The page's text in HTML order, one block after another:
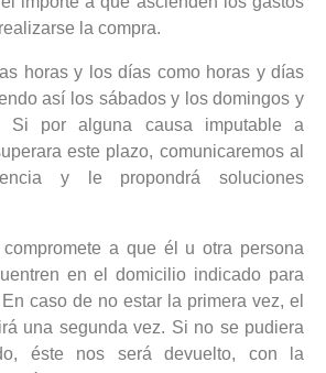
la compra.
horas y los días como horas y días
así los sábados y los domingos y
Si por alguna causa imputable a
este plazo, comunicaremos al
y le propondrá soluciones
a que él u otra persona
en el domicilio indicado para
caso de no estar la primera vez, el
una segunda vez. Si no se pudiera
éste nos será devuelto, con la